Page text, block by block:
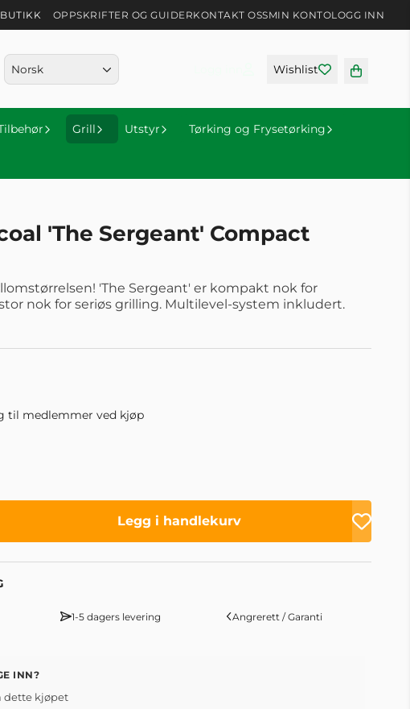
OPPSKRIFTER OG GUIDERKONTAKT OSSMIN KONTOLOGG INN
Wishlist
Grill Utstyr
Tørking og Frysetørking
'The Sergeant' Compact
'The Sergeant' er kompakt nok for
nok for seriøs grilling. Multilevel-system inkludert.
til medlemmer ved kjøp
Legg i handlekurv
1-5 dagers levering Angrerett / Garanti
INN?
dette kjøpet